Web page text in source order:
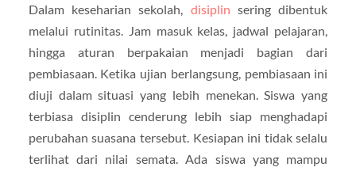
Dalam keseharian sekolah, disiplin sering dibentuk
melalui rutinitas. Jam masuk kelas, jadwal pelajaran,
hingga aturan berpakaian menjadi bagian dari
pembiasaan. Ketika ujian berlangsung, pembiasaan ini
diuji dalam situasi yang lebih menekan. Siswa yang
terbiasa disiplin cenderung lebih siap menghadapi
perubahan suasana tersebut. Kesiapan ini tidak selalu
terlihat dari nilai semata. Ada siswa yang mampu